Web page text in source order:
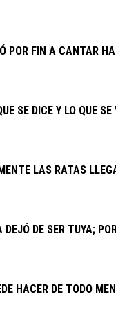
COCOTEROS
DEL ABUELO
EQUIPO
“LAS BECAS DEL
DISCRIMINAR A
DE INTERÉS
POR FIN A CANTAR
SE DICE Y LO QUE
LAS RATAS
DE SER TUYA;
HACER DE TODO